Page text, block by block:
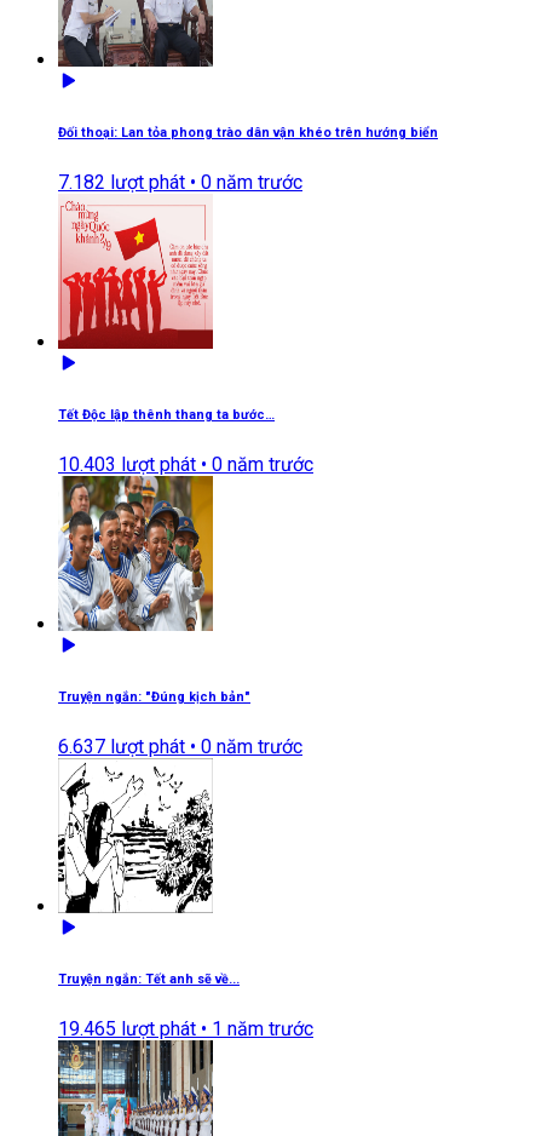
Đối thoại: Lan tỏa phong trào dân vận khéo trên hướng biển
7.182 lượt phát • 0 năm trước
Tết Độc lập thênh thang ta bước…
10.403 lượt phát • 0 năm trước
Truyện ngắn: "Đúng kịch bản"
6.637 lượt phát • 0 năm trước
Truyện ngắn: Tết anh sẽ về...
19.465 lượt phát • 1 năm trước